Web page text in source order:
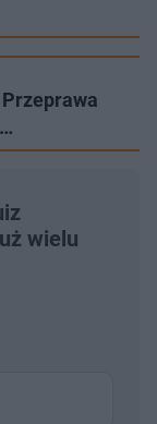
wielu